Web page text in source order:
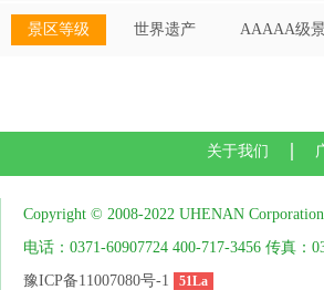
景区等级 世界遗产 AAAAA级
关于我们
Copyright © 2008-2022 UHENAN
电话：0371-60907724 400-717-3456 传真：
豫ICP备11007080号-1
51La